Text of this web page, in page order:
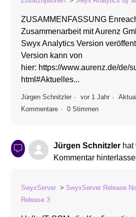
ZUSAMMENFASSUNG
Zusammenarbeit mit Aurenz
Swyx Analytics Version
Version kann von
hier: https://www.aurenz.de/de/
html#Aktuelles...
Jürgen Schnitzler vor 1 Jahr
Kommentare
0 Stimmen
Jürgen Schnitzler hat
Kommentar
SwyxServer SwyxServer Release
Release 3